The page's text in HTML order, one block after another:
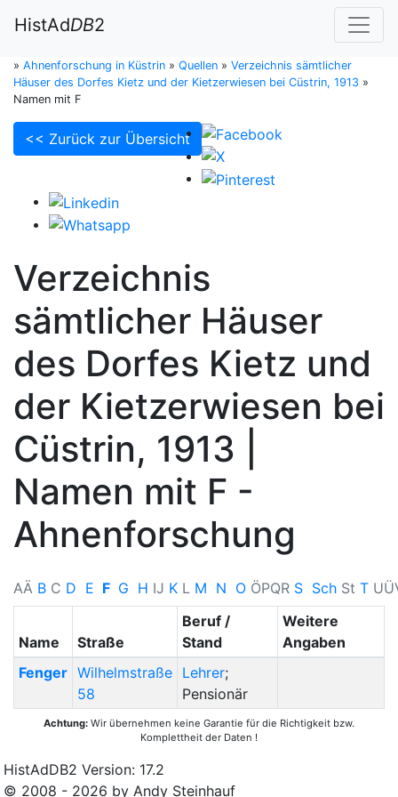
HistAdDB2
» Ahnenforschung in Küstrin » Quellen » Verzeichnis sämtlicher
Häuser des Dorfes Kietz und der Kietzerwiesen bei Cüstrin, 1913 »
Namen mit F
<< Zurück zur Übersicht
Verzeichnis
sämtlicher Häuser
des Dorfes Kietz und
der Kietzerwiesen bei
Cüstrin, 1913 |
Namen mit F -
Ahnenforschung
AÄ B C D E F G H IJ K L M N O ÖPQR S Sch St T UÜ
Name Straße
Beruf /
Stand
Weitere
Angaben
Fenger Wilhelmstraße
58
Lehrer;
Pensionär
Achtung: Wir übernehmen keine Garantie für die Richtigkeit bzw.
Komplettheit der Daten !
HistAdDB2 Version: 17.2
© 2008 - 2026 by Andy Steinhauf